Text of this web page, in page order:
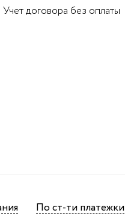
Учет договора без оплаты
По ст-ти платежки